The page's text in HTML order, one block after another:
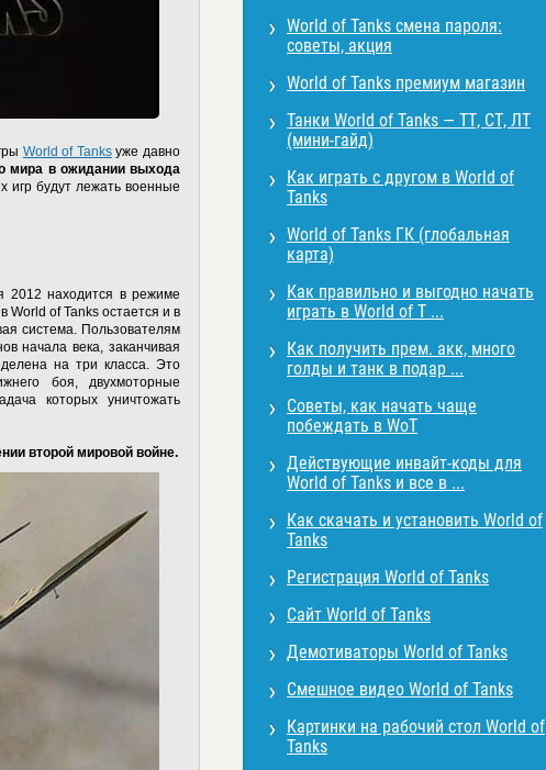
World of Tanksуже давно
мира в ожидании выхода
игр будут лежать военные
находится в режиме
World of Tanks остается и в
система. Пользователям
начала века, заканчивая
на три класса. Это
боя, двухмоторные
которых уничтожать
второй мировой войне.
World of Tanks смена пароля:
советы, акция
World of Tanks премиум магазин
Танки World of Tanks — ТТ, СТ, ЛТ
(мини-гайд)
Как играть с другом в World of
Tanks
World of Tanks ГК (глобальная
карта)
Как правильно и выгодно начать
играть в World of T ...
Как получить прем. акк, много
голды и танк в подар ...
Советы, как начать чаще
побеждать в WoT
Действующие инвайт-коды для
World of Tanks и все в ...
Как скачать и установить World of
Tanks
Регистрация World of Tanks
Сайт World of Tanks
Демотиваторы World of Tanks
Смешное видео World of Tanks
Картинки на рабочий стол World of
Tanks